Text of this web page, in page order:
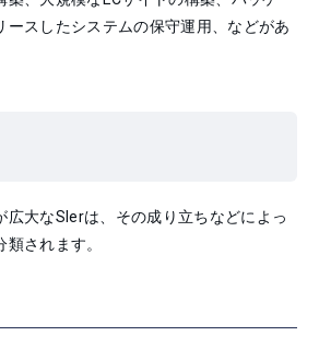
ースしたシステムの保守運用、などがあ
広大なSIerは、その成り立ちなどによっ
されます。